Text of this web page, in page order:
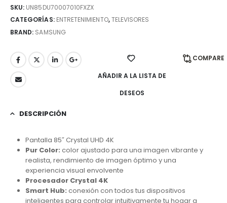
SKU: UN85DU70007010FXZX
CATEGORÍAS: ENTRETENIMIENTO,TELEVISORES
BRAND: SAMSUNG
AÑADIR A LA LISTA DE
DESEOS
COMPARE
DESCRIPCIÓN
Pantalla 85″ Crystal UHD 4K
PurColor: color ajustado para una imagen vibrante y
realista, rendimiento de imagen óptimo y una
experiencia visual envolvente
Procesador Crystal4K
Smart Hub: conexión con todos tus dispositivos
inteligentes para controlar intuitivamente tu hogar a